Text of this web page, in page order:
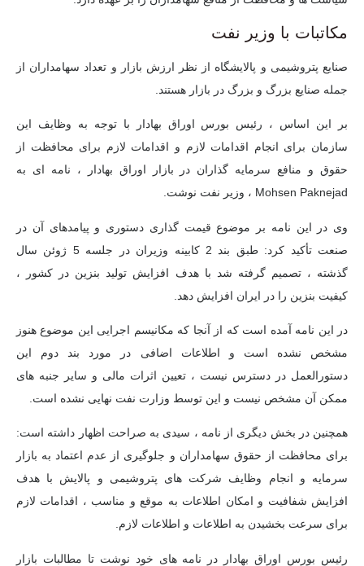
مکاتبات با وزیر نفت
صنایع پتروشیمی و پالایشگاه از نظر ارزش بازار و تعداد سهامداران از
جمله صنایع بزرگ و بزرگ در بازار هستند.
بر این اساس ، رئیس بورس اوراق بهادار با توجه به وظایف این
سازمان برای انجام اقدامات لازم و اقدامات لازم برای محافظت از
حقوق و منافع سرمایه گذاران در بازار اوراق بهادار ، نامه ای به
Mohsen Paknejad ، وزیر نفت نوشت.
وی در این نامه بر موضوع قیمت گذاری دستوری و پیامدهای آن در
صنعت تأکید کرد: طبق بند 2 کابینه وزیران در جلسه 5 ژوئن سال
گذشته ، تصمیم گرفته شد با هدف افزایش تولید بنزین در کشور ،
کیفیت بنزین را در ایران افزایش دهد.
در این نامه آمده است که از آنجا که مکانیسم اجرایی این موضوع هنوز
مشخص نشده است و اطلاعات اضافی در مورد بند دوم این
دستورالعمل در دسترس نیست ، تعیین اثرات مالی و سایر جنبه های
ممکن آن مشخص نیست و این توسط وزارت نفت نهایی نشده است.
همچنین در بخش دیگری از نامه ، سیدی به صراحت اظهار داشته است:
برای محافظت از حقوق سهامداران و جلوگیری از عدم اعتماد به بازار
سرمایه و انجام وظایف شرکت های پتروشیمی و پالایش با هدف
افزایش شفافیت و امکان اطلاعات به موقع و مناسب ، اقدامات لازم
برای سرعت بخشیدن به اطلاعات و اطلاعات لازم.
رئیس بورس اوراق بهادار در نامه های خود نوشت تا مطالبات بازار